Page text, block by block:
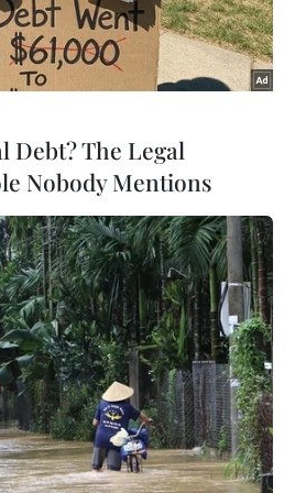
thiết bị điện. (Ảnh: PV/Vietnam+)
Công Thương tổ chức
đại diện Cục Điều tiết
về các giải pháp cung
Debt? The Legal
Nobody Mentions